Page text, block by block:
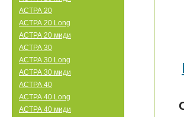
АСТРА 20
АСТРА 20 Long
АСТРА 20 миди
АСТРА 30
АСТРА 30 Long
АСТРА 30 миди
АСТРА 40
АСТРА 40 Long
АСТРА 40 миди